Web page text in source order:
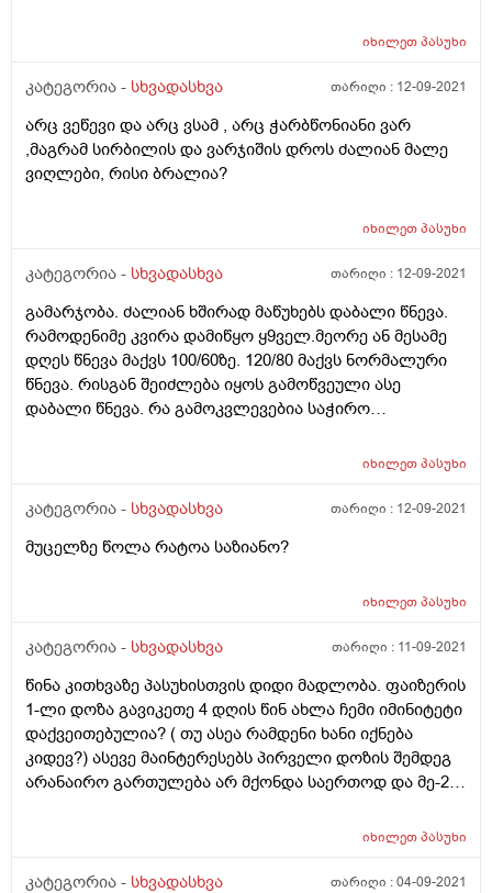
იხილეთპასუხი
კატეგორია - სხვადასხვა თარიღი : 12-09-2021
არც ვეწევი და არც ვსამ , არც ჭარბწონიანი ვარ
,მაგრამ სირბილის და ვარჯიშის დროს ძალიან მალე
ვიღლები, რისი ბრალია?
იხილეთპასუხი
კატეგორია - სხვადასხვა თარიღი : 12-09-2021
გამარჯობა. ძალიან ხშირად მაწუხებს დაბალი წნევა.
რამოდენიმე კვირა დამიწყო ყ9ველ.მეორე ან მესამე
დღეს წნევა მაქვს 100/60ზე. 120/80 მაქვს ნორმალური
წნევა. რისგან შეიძლება იყოს გამოწვეული ასე
დაბალი წნევა. რა გამოკვლევებია საჭირო
რომ იტყვიან ხმაურიანი . თუ ვერ ამოვაბოყინე მაწვება
მაინტერესებს თქვენი პასუხი. რაიმე დაავადებას ხომ
იხილეთპასუხი
კატეგორია - სხვადასხვა თარიღი : 12-09-2021
მუცელზე წოლა რატოა საზიანო?
იხილეთპასუხი
კატეგორია - სხვადასხვა თარიღი : 11-09-2021
წინა კითხვაზე პასუხისთვის დიდი მადლობა. ფაიზერის
1-ლი დოზა გავიკეთე 4 დღის წინ ახლა ჩემი იმინიტეტი
დაქვეითებულია? ( თუ ასეა რამდენი ხანი იქნება
კიდევ?) ასევე მაინტერესებს პირველი დოზის შემდეგ
არანაირო გართულება არ მქონდა საერთოდ და მე-2
გამირთულდეს? ალერგიაზე არ ვამბობ მარტო. ხალხი
ვიცავ უფრო მეტად სახლიდანაც არ გავდივარ.
იხილეთპასუხი
კატეგორია - სხვადასხვა თარიღი :04-09-2021